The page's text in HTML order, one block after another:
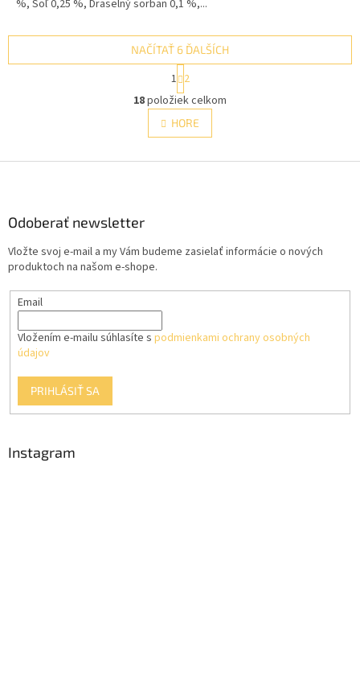
%, Soľ 0,25 %, Draselný sorban 0,1 %,...
O
v
l
á
r
v
y
p
NAČÍTAŤ 6 ĎALŠÍCH
S
t
r
á
n
k
v
1 2
18položiek celkom
HORE
Odoberať newsletter
Vložte svoj e-mail a my Vám budeme zasielať informácie o nových
produktoch na našom e-shope.
Email
Vložením e-mailu súhlasíte s podmienkami ochrany osobných
údajov
PRIHLÁSIŤ SA
Instagram